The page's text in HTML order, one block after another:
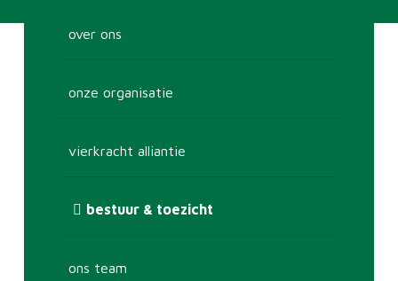
over ons
onze organisatie
vierkracht alliantie
bestuur & toezicht
ons team